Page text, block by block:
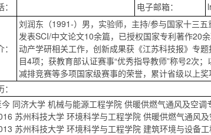
电子邮箱：
刘润东（1991-）男，实验师，主持/参与国家十三
发表SCI/中文论文10余篇，已授权国家专利著作20
动产学研相关工作，创新成果获《江苏科技报》专
目4项；获教育部认证赛事“优秀指导教师”称号2次
减排竞赛等多项国家级赛事的荣誉，累计省级以上奖
同济大学 机械与能源工程学院 供暖供燃气通风及空调
苏州科技大学 环境科学与工程学院 供暖供燃气通风
苏州科技大学 环境科学与工程学院 建筑环境与设备